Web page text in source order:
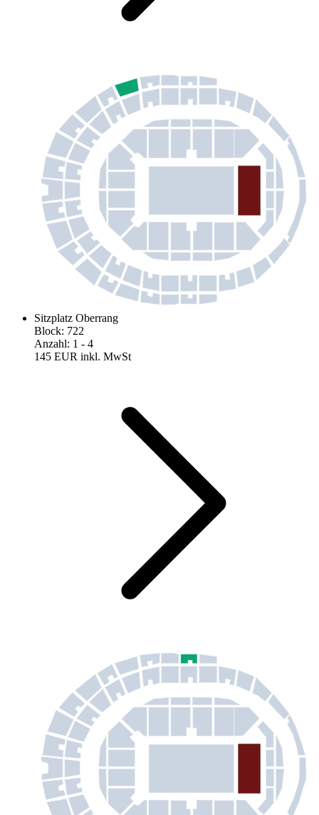
Sitzplatz Oberrang
Block: 722
Anzahl: 1 - 4
145 EUR inkl. MwSt